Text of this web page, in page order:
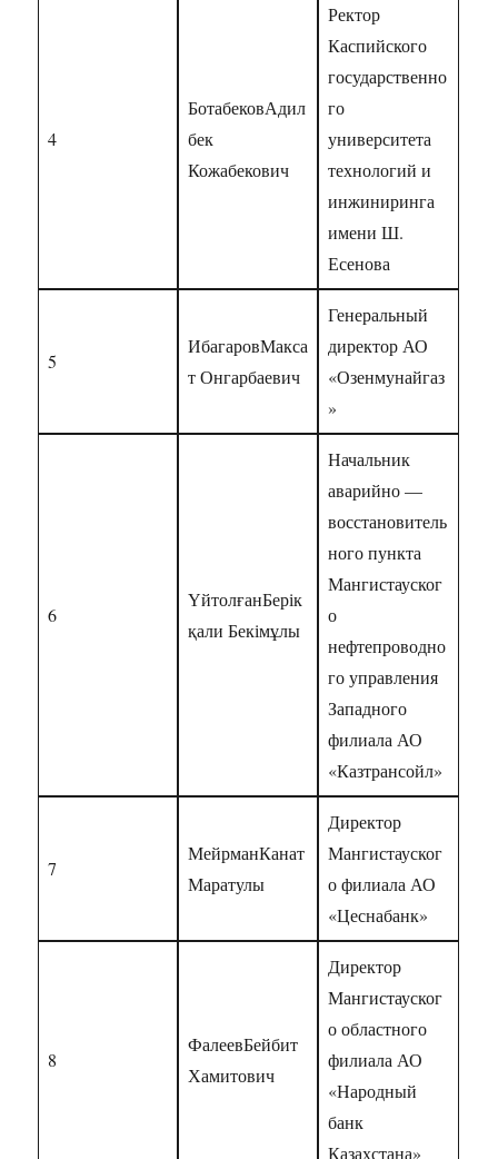
4
БотабековАдил
бек
Кожабекович
Ректор
Каспийского
государственно
го
университета
технологий и
инжиниринга
имени Ш.
Есенова
5
ИбагаровМакса
т Онгарбаевич
Генеральный
директор АО
«Озенмунайгаз
»
6
ҮйтолғанБерік
қали Бекімұлы
Начальник
аварийно —
восстановитель
ного пункта
Мангистауског
о
нефтепроводно
го управления
Западного
филиала АО
«Казтрансойл»
7
МейрманКанат
Маратулы
Директор
Мангистауског
о филиала АО
«Цеснабанк»
8
ФалеевБейбит
Хамитович
Директор
Мангистауског
о областного
филиала АО
«Народный
банк
Казахстана»